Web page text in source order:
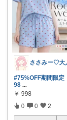
#75%OFF期間限
98 ...
￥ 998
0 0 2